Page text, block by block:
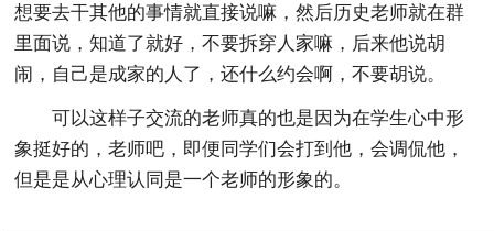
想要去干其他的事情就直接说嘛，然后历史老师就在群
里面说，知道了就好，不要拆穿人家嘛，后来他说胡
闹，自己是成家的人了，还什么约会啊，不要胡说。
可以这样子交流的老师真的也是因为在学生心中形
象挺好的，老师吧，即便同学们会打到他，会调侃他，
但是是从心理认同是一个老师的形象的。